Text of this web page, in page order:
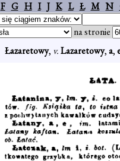
F G H I J K L Ł M N
na stronie
Łazaretowy, v.Lazaretowy,a,